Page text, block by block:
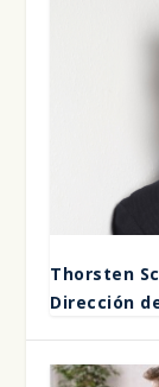
Thors­ten
Direc­ción